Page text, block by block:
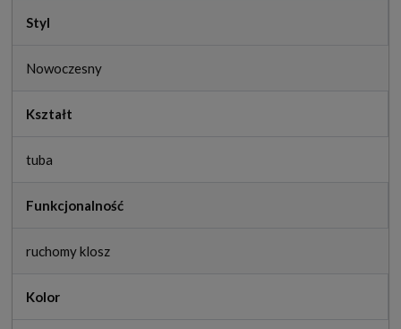
Styl
Nowoczesny
Kształt
tuba
Funkcjonalność
ruchomy klosz
Kolor